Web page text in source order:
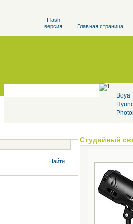
Flash-
версия
Главная страница
Boya
Найти
Студийный